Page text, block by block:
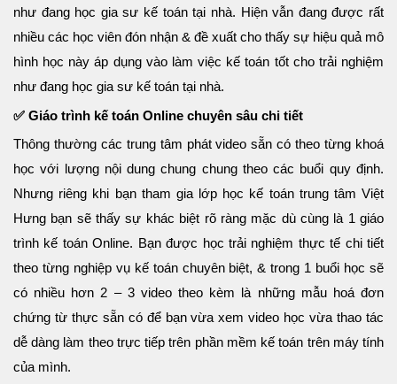
như đang học gia sư kế toán tại nhà. Hiện vẫn đang được rất
nhiều các học viên đón nhận & đề xuất cho thấy sự hiệu quả mô
hình học này áp dụng vào làm việc kế toán tốt cho trải nghiệm
như đang học gia sư kế toán tại nhà.
✅ Giáo trình kế toán Online chuyên sâu chi tiết
Thông thường các trung tâm phát video sẵn có theo từng khoá
học với lượng nội dung chung chung theo các buổi quy định.
Nhưng riêng khi bạn tham gia lớp học kế toán trung tâm Việt
Hưng bạn sẽ thấy sự khác biệt rõ ràng mặc dù cùng là 1 giáo
trình kế toán Online. Bạn được học trải nghiệm thực tế chi tiết
theo từng nghiệp vụ kế toán chuyên biệt, & trong 1 buổi học sẽ
có nhiều hơn 2 – 3 video theo kèm là những mẫu hoá đơn
chứng từ thực sẵn có để bạn vừa xem video học vừa thao tác
dễ dàng làm theo trực tiếp trên phần mềm kế toán trên máy tính
của mình.